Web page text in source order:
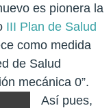
es pionera la
III Plan de Salud
como medida
de Salud
mecánica 0”.
Así pues,